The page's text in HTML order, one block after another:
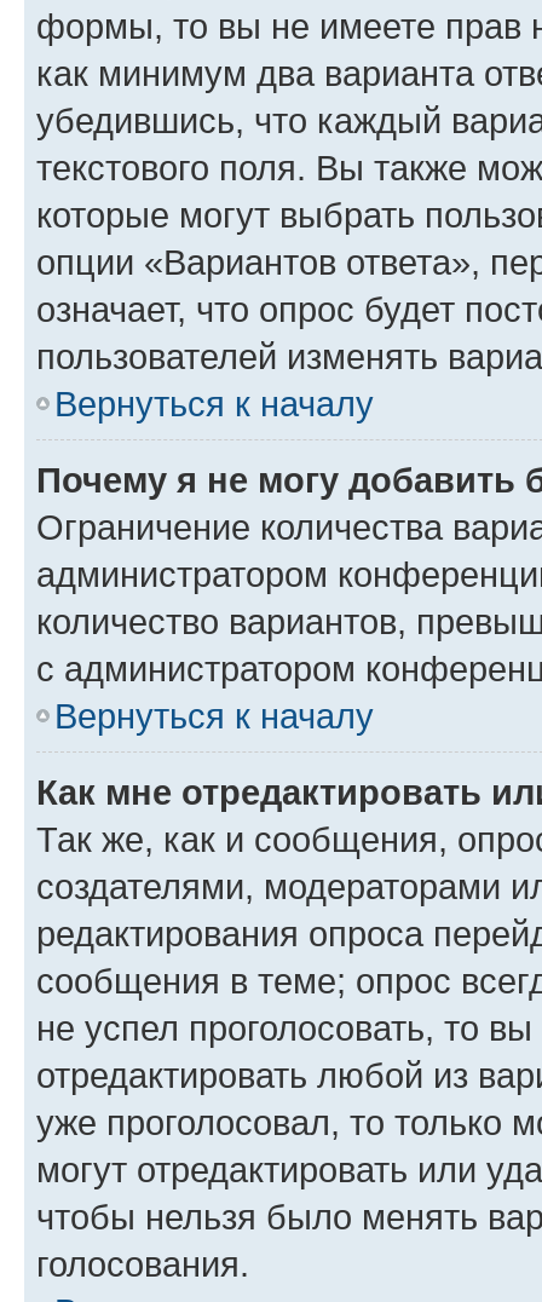
формы, то вы не имеете прав
как минимум два варианта
убедившись, что каждый
текстового поля. Вы также
которые могут выбрать
опции «Вариантов ответа»,
означает, что опрос будет
пользователей изменять
Вернуться к началу
Почему я не могу добавить
Ограничение количества
администратором
количество вариантов,
с администратором
Вернуться к началу
Как мне отредактировать
Так же, как и сообщения,
создателями, модераторами
редактирования опроса
сообщения в теме; опрос
не успел проголосовать, то
отредактировать любой из
уже проголосовал, то только
могут отредактировать или
чтобы нельзя было менять
голосования.